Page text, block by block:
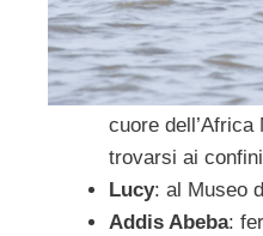
cuore
trovarsi ai
Lucy: al Museo
Addis Abeba: